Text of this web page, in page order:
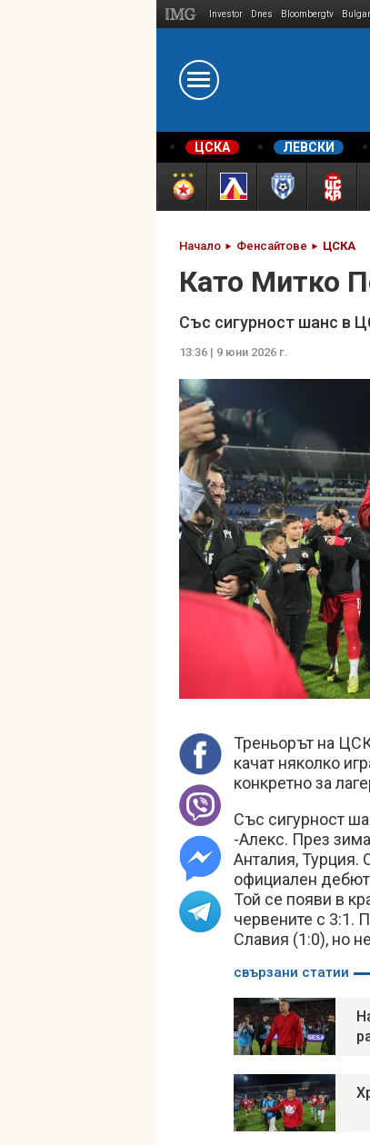
Investor Dnes Bloombergtv
ЦСКА ЛЕВСКИ
Начало Фенсайтове ЦСКА
Като Митко
Със сигурност шанс в
13:36 | 9 юни 2026 г.
Треньорът на
качат няколко
конкретно за
Със сигурност
-Алекс. През
Анталия, Турция.
официален
Той се появи в
червените с 3:1.
Славия (1:0), но
свързани статии